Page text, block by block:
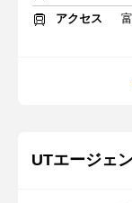
アクセス
UTエージェ